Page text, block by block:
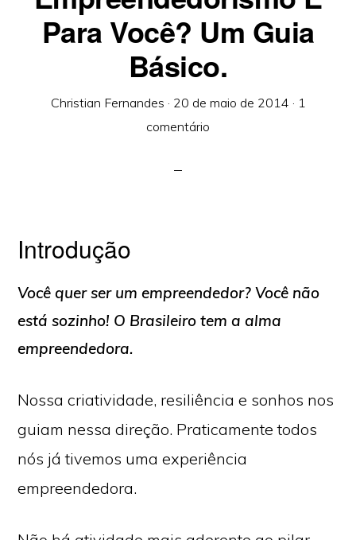
Para Você? Um Guia
Básico.
Christian Fernandes · 20 de maio de 2014 · 1
comentário
Introdução
Você quer ser um empreendedor? Você não
está sozinho! O Brasileiro tem a alma
empreendedora.
Nossa criatividade, resiliência e sonhos nos
guiam nessa direção. Praticamente todos
nós já tivemos uma experiência
empreendedora.